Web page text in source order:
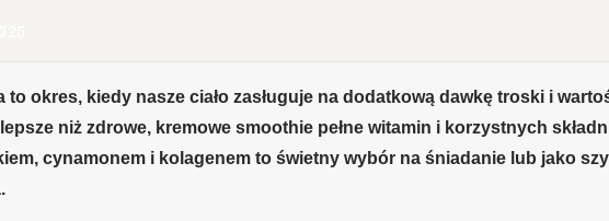
to okres, kiedy nasze ciało zasługuje na dodatkową dawkę troski i
niż zdrowe, kremowe smoothie pełne witamin i korzystnych
cynamonem i kolagenem to świetny wybór na śniadanie lub jako